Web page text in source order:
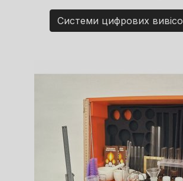
Системи цифрових